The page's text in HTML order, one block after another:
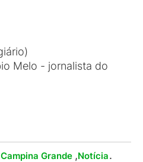
Melo - jornalista do
Grande ,Notícia.